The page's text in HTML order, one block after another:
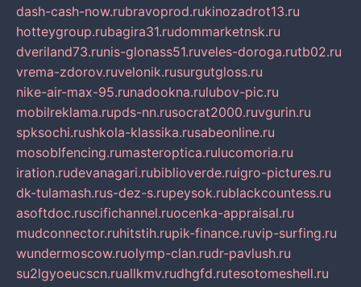
dash-cash-now.rubravoprod.rukinozadrot13.ru
hotteygroup.rubagira31.rudommarketnsk.ru
dveriland73.runis-glonass51.ruveles-doroga.rutb02.ru
vrema-zdorov.ruvelonik.rusurgutgloss.ru
nike-air-max-95.runadookna.rulubov-pic.ru
mobilreklama.rupds-nn.rusocrat2000.ruvgurin.ru
spksochi.rushkola-klassika.rusabeonline.ru
mosoblfencing.rumasteroptica.rulucomoria.ru
iration.rudevanagari.rubiblioverde.ruigro-pictures.ru
dk-tulamash.rus-dez-s.rupeysok.rublackcountess.ru
asoftdoc.ruscifichannel.ruocenka-appraisal.ru
mudconnector.ruhitstih.rupik-finance.ruvip-surfing.ru
wundermoscow.ruolymp-clan.rudr-pavlush.ru
su2lgyoeucscn.ruallkmv.rudhgfd.rutesotomeshell.ru